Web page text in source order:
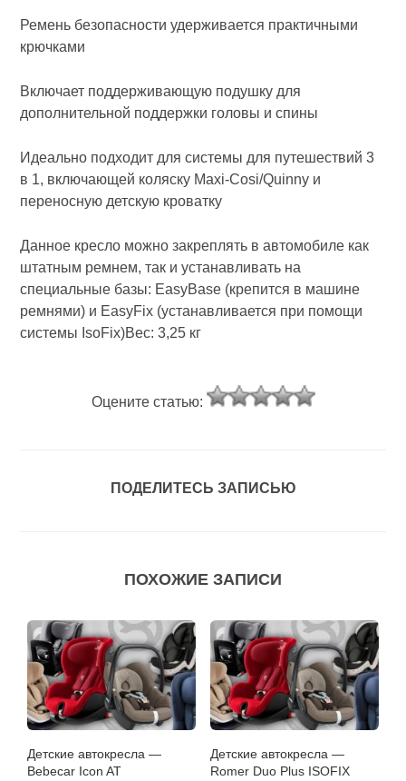
Ремень безопасности удерживается практичными
крючками
Включает поддерживающую подушку для
дополнительной поддержки головы и спины
Идеально подходит для системы для путешествий 3
в 1, включающей коляску Maxi-Cosi/Quinny и
переносную детскую кроватку
Данное кресло можно закреплять в автомобиле как
штатным ремнем, так и устанавливать на
специальные базы: EasyBase (крепится в машине
ремнями) и EasyFix (устанавливается при помощи
системы IsoFix)Вес: 3,25 кг
Оцените статью:
ПОДЕЛИТЕСЬ ЗАПИСЬЮ
ПОХОЖИЕ ЗАПИСИ
Детские автокресла —
Bebecar Icon AT
Детские автокресла —
Romer Duo Plus ISOFIX